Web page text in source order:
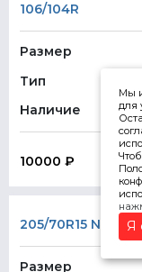
106/104R
Размер
Тип
Наличие
10000 ₽
205/70R15 Nexen
Размер
Мы
для
Я